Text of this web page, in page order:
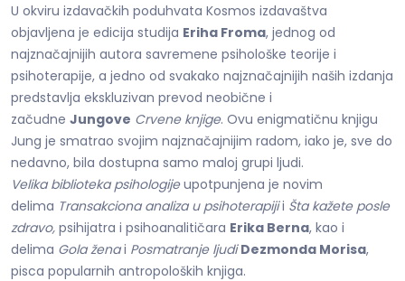
U okviru izdavačkih poduhvata Kosmos izdavaštva
objavljena je edicija studija Eriha Froma, jednog od
najznačajnijih autora savremene psihološke teorije i
psihoterapije, a jedno od svakako najznačajnijih naših izdanja
predstavlja ekskluzivan prevod neobične i
začudne Jungove Crvene knjige. Ovu enigmatičnu knjigu
Jung je smatrao svojim najznačajnijim radom, iako je, sve do
nedavno, bila dostupna samo maloj grupi ljudi.
Velika biblioteka psihologijeupotpunjena je novim
delima Transakciona analiza u psihoterapijii Šta kažete posle
zdravo, psihijatra i psihoanalitičara Erika Berna, kao i
delima Gola ženai Posmatranje ljudiDezmonda Morisa,
pisca popularnih antropoloških knjiga.